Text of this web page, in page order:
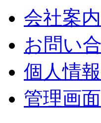
会社案内
お問い
個人情
管理画面